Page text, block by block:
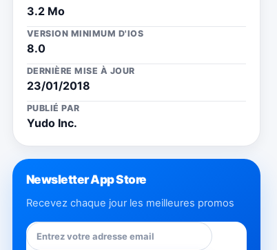
3.2 Mo
VERSION MINIMUM D'IOS
8.0
DERNIÈRE MISE À JOUR
23/01/2018
PUBLIÉ PAR
Yudo Inc.
Newsletter App Store
Recevez chaque jour les meilleures promos